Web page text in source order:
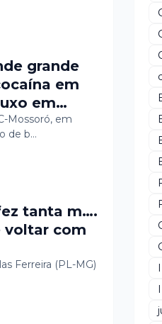
grande
em
em
Mossoró, em
de b…
tanta m….
voltar com
Ferreira (PL-MG)